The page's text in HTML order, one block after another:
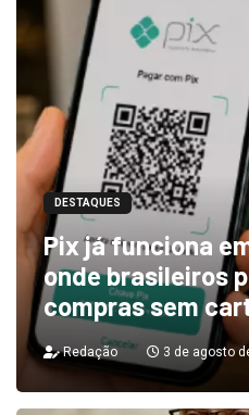
DESTAQUES
Pix já funciona
onde brasileiros
compras sem
Redação 3 de agosto